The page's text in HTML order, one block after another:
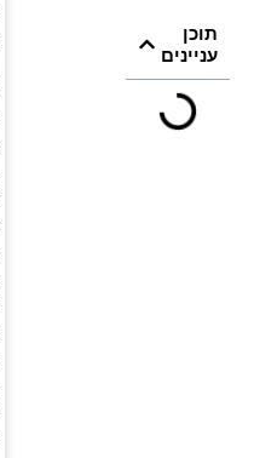
תוכן
עניינים